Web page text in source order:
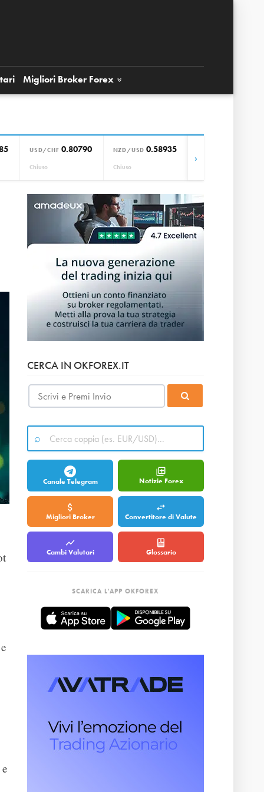
Migliori Broker Forex
USD/CHF 0.80790
Chiuso
NZD/USD 0.58935
Chiuso
›
CERCA IN OKFOREX.IT
Canale Telegram Notizie Forex
Migliori Broker Convertitore di Valute
Cambi Valutari Glossario
SCARICA L'APP OKFOREX